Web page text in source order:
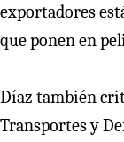
exportadores
que ponen en
Díaz también
Transportes y